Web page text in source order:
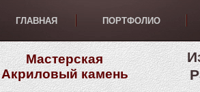
ГЛАВНАЯ ПОРТФОЛИО
Мастерская
Акриловый камень